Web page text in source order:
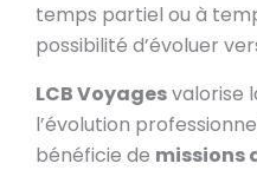
temps partiel ou à
possibilité d’évoluer
LCB Voyagesvalorise
l’évolution
bénéficie de missions